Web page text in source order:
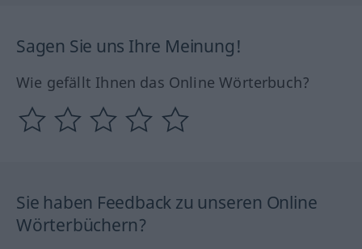
Sagen Sie uns Ihre Meinung!
Wie gefällt Ihnen das Online Wörterbuch?
Sie haben Feedback zu unseren Online
Wörterbüchern?